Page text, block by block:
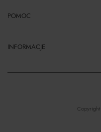
POMOC
INFORMACJE
Copyright